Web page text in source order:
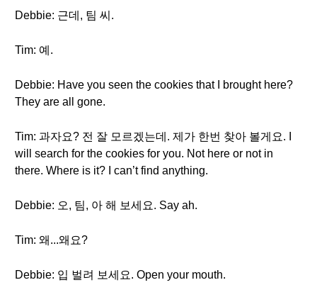
Debbie: 근데, 팀 씨.
Tim: 예.
Debbie: Have you seen the cookies that I brought here?
They are all gone.
Tim: 과자요? 전 잘 모르겠는데. 제가 한번 찾아 볼게요. I
will search for the cookies for you. Not here or not in
there. Where is it? I can’t find anything.
Debbie: 오, 팀, 아 해 보세요. Say ah.
Tim: 왜...왜요?
Debbie: 입 벌려 보세요. Open your mouth.